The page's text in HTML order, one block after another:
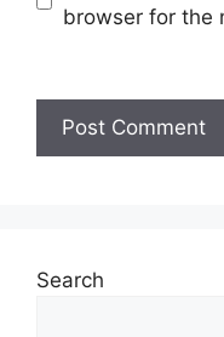
browser for the
Search